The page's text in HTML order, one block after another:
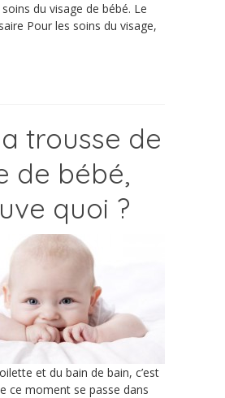
du visage de bébé. Le
Pour les soins du visage,
trousse de
de bébé,
quoi ?
et du bain de bain, c’est
ce moment se passe dans